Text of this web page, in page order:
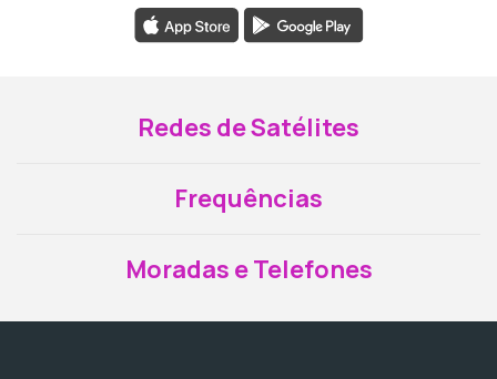
Redes de Satélites
Frequências
Moradas e Telefones